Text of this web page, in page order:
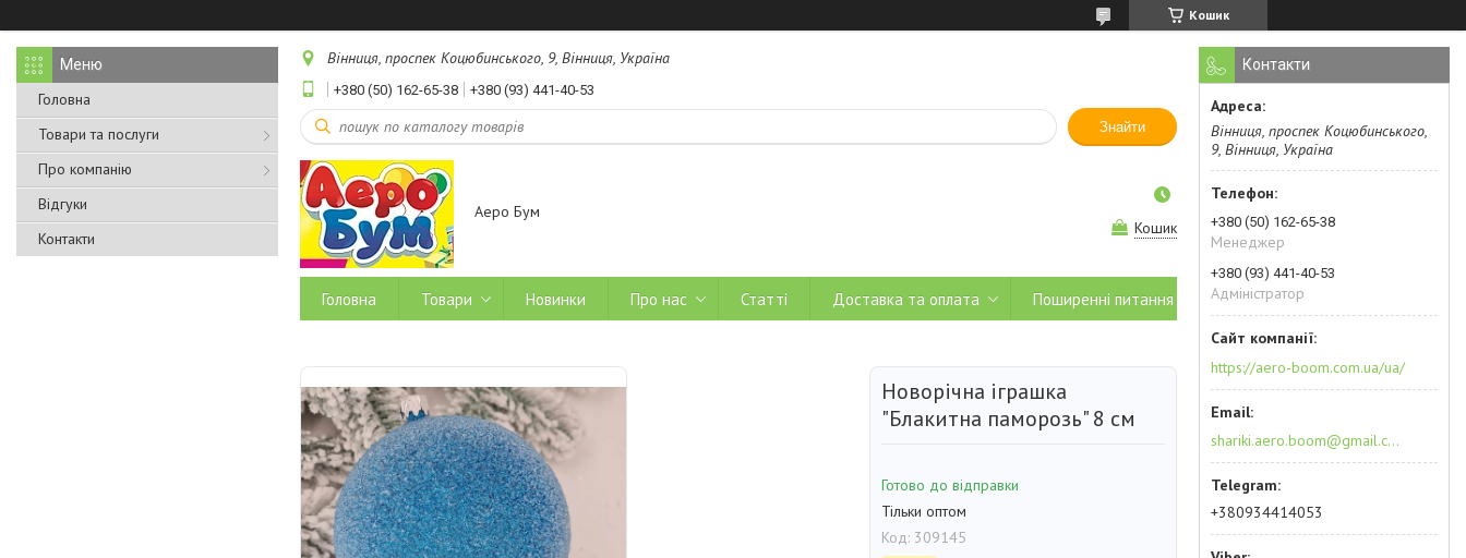
Кошик
Головна
Товари та послуги
Про компанію
Відгуки
Контакти
Вінниця, проспек Коцюбинського, 9, Вінниця, Україна
+380 (50) 162-65-38 +380 (93) 441-40-53
Знайти
Аеро Бум
Кошик
Головна Товари Новинки Про нас Статті Доставка та оплата Поширенні питання
Новорічна іграшка
"Блакитна паморозь" 8 см
Готово до відправки
Тільки оптом
Код: 309145
Контакти
Вінниця, проспек Коцюбинського,
9, Вінниця, Україна
+380 (50) 162-65-38
Менеджер
+380 (93) 441-40-53
Адміністратор
https://aero-boom.com.ua/ua/
shariki.aero.boom@gmail.com
+380934414053